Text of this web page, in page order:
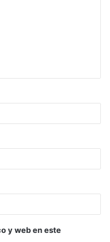
y web en este